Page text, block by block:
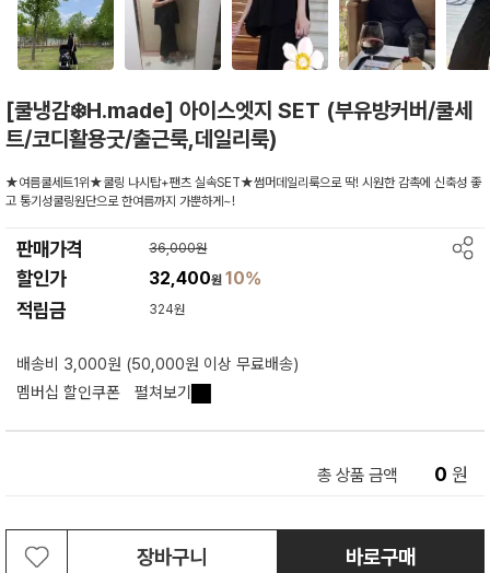
[쿨냉감❄️H.made] 아이스엣지 SET (부유방커버/쿨세
트/코디활용굿/출근룩,데일리룩)
★여름쿨세트1위★쿨링 나시탑+팬츠 실속SET★썸머데일리룩으로 딱! 시원한 감촉에 신축성 좋
고 통기성쿨링원단으로 한여름까지 가뿐하게~!
판매가격 36,000원
할인가 32,400원10%
적립금 324원
배송비 3,000원 (50,000원 이상 무료배송)
멤버십 할인쿠폰
펼쳐보기
총 상품 금액 0 원
장바구니 바로구매